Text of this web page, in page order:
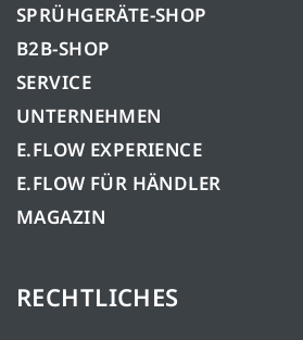
SPRÜHGERÄTE-SHOP
B2B-SHOP
SERVICE
UNTERNEHMEN
E.FLOW EXPERIENCE
E.FLOW FÜR HÄNDLER
MAGAZIN
RECHTLICHES